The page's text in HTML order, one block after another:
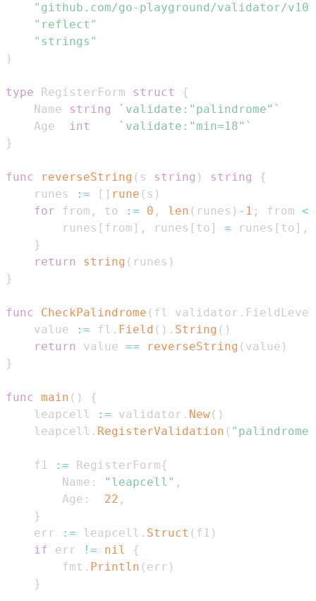
"github.com/go-playground/validator/v10"
"reflect"
"strings"
)
type RegisterForm struct
{
    Name
string
`validate:"palindrome"`
    Age
int
`validate:"min=18"`
}
func reverseString ( s string ) string
{
    runes
:= [ ] rune ( s )
for from , to := 0 , len ( runes ) - 1 ; from <
        runes
[ from ] , runes [ to ] = runes [ to ] ,
}
return
string ( runes )
}
func CheckPalindrome ( fl validator . FieldLevel
    value
:= fl . Field ( ) . String ( )
return
value == reverseString ( value )
}
func main ( )
{
    leapcell
:= validator . New( )
    leapcell
. RegisterValidation ( "palindrome"
    f1
:= RegisterForm{
        Name
: "leapcell" ,
        Age
: 22 ,
}
    err
:= leapcell . Struct ( f1 )
if err != nil
{
        fmt
. Println ( err )
}